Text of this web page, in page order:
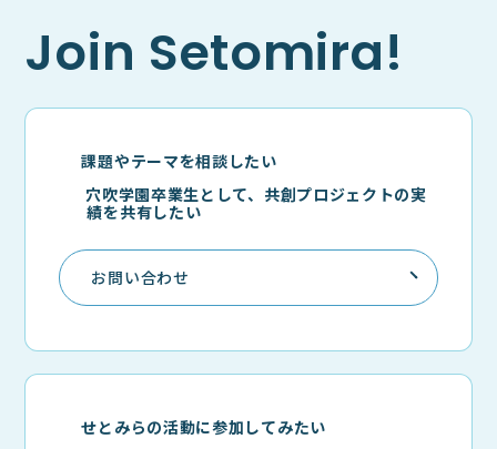
Join Setomira!
課題やテーマを相談したい
穴吹学園卒業生として、共創プロジェクトの実
績を共有したい
お問い合わせ
せとみらの活動に参加してみたい